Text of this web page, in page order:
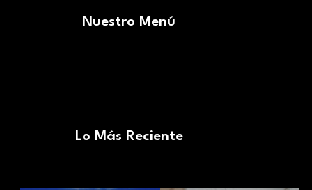
Nuestro Menú
Lo Más Reciente